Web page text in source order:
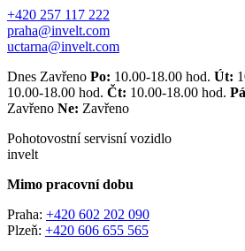
+420 257 117 222
praha@invelt.com
uctarna@invelt.com
Dnes Zavřeno Po: 10.00-18.00 hod. Út:
10.00-18.00 hod. Čt: 10.00-18.00 hod.
Zavřeno Ne: Zavřeno
Pohotovostní servisní vozidlo
invelt
Mimo pracovní dobu
Praha: +420 602 202 090
Plzeň: +420 606 655 565